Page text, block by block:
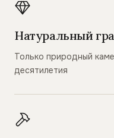
Натуральный
Только природный
десятилетия